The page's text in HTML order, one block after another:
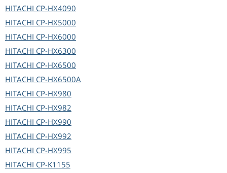
HITACHI CP-HX4090
HITACHI CP-HX5000
HITACHI CP-HX6000
HITACHI CP-HX6300
HITACHI CP-HX6500
HITACHI CP-HX6500A
HITACHI CP-HX980
HITACHI CP-HX982
HITACHI CP-HX990
HITACHI CP-HX992
HITACHI CP-HX995
HITACHI CP-K1155